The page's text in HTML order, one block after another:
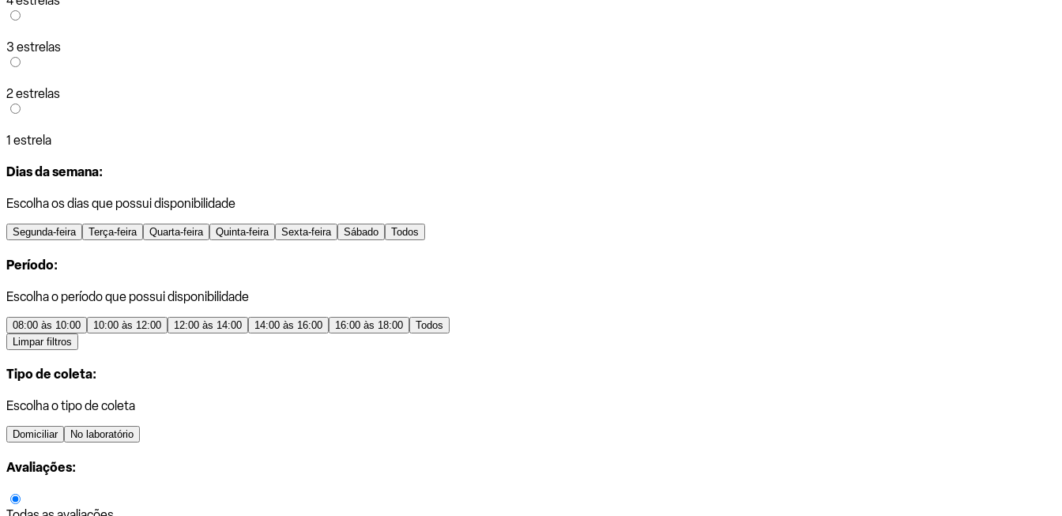
3 estrelas
2 estrelas
1 estrela
Dias da semana:
Escolha os dias que possui disponibilidade
Segunda-feira Terça-feira Quarta-feira Quinta-feira Sexta-feira Sábado Todos
Período:
Escolha o período que possui disponibilidade
08:00 às 10:00 10:00 às 12:00 12:00 às 14:00 14:00 às 16:00 16:00 às 18:00
Todos
Limpar filtros
Tipo de coleta:
Escolha o tipo de coleta
Domiciliar No laboratório
Avaliações: